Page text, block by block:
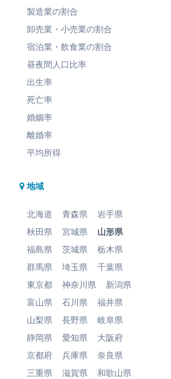
製造業の割合
卸売業・小売業の割合
宿泊業・飲食業の割合
昼夜間人口比率
出生率
死亡率
婚姻率
離婚率
平均所得
地域
北海道 青森県
岩手県
秋田県
宮城県
山形県
福島県
茨城県
栃木県
群馬県
埼玉県
千葉県
東京都
神奈川県
新潟県
富山県
石川県
福井県
山梨県
長野県
岐阜県
静岡県
愛知県
大阪府
京都府
兵庫県
奈良県
三重県
滋賀県
和歌山県